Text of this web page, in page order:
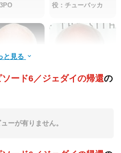
役：チューバッカ
マクダーミ
と見る
ード6／ジェダイの帰還の
ーが有りません。